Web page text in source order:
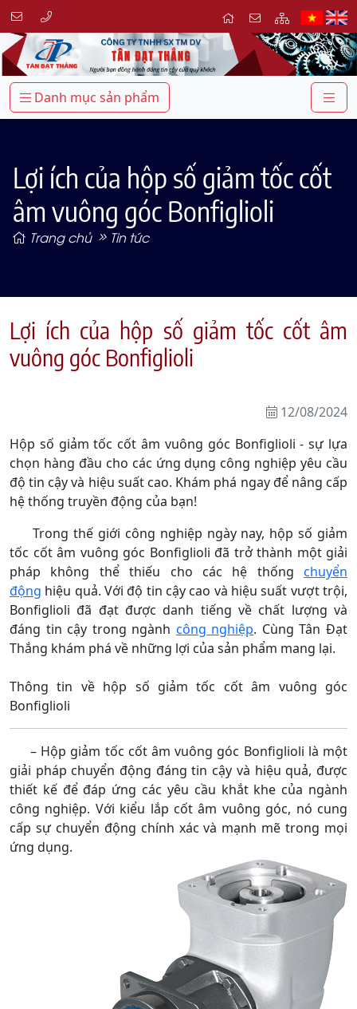
Danh mục sản phẩm
Lợi ích của hộp số giảm tốc cốt
âm vuông góc Bonfiglioli
Trang chủ Tin tức
Lợi ích của hộp số giảm tốc cốt âm
vuông góc Bonfiglioli
12/08/2024
Hộp số giảm tốc cốt âm vuông góc Bonfiglioli - sự lựa
chọn hàng đầu cho các ứng dụng công nghiệp yêu cầu
độ tin cậy và hiệu suất cao. Khám phá ngay để nâng cấp
hệ thống truyền động của bạn!
Trong thế giới công nghiệp ngày nay, hộp số giảm
tốc cốt âm vuông góc Bonfiglioli đã trở thành một giải
pháp không thể thiếu cho các hệ thống chuyển
động hiệu quả. Với độ tin cậy cao và hiệu suất vượt trội,
Bonfiglioli đã đạt được danh tiếng về chất lượng và
đáng tin cậy trong ngành công nghiệp. Cùng Tân Đạt
Thắng khám phá về những lợi của sản phẩm mang lại.
Thông tin về hộp số giảm tốc cốt âm vuông góc
Bonfiglioli
– Hộp giảm tốc cốt âm vuông góc Bonfiglioli là một
giải pháp chuyển động đáng tin cậy và hiệu quả, được
thiết kế để đáp ứng các yêu cầu khắt khe của ngành
công nghiệp. Với kiểu lắp cốt âm vuông góc, nó cung
cấp sự chuyển động chính xác và mạnh mẽ trong mọi
ứng dụng.